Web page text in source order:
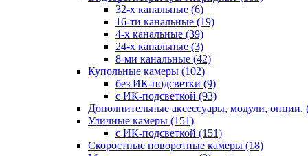
32-х канальные (6)
16-ти канальные (19)
4-х канальные (39)
24-х канальные (3)
8-ми канальные (42)
Купольные камеры (102)
без ИК-подсветки (9)
с ИК-подсветкой (93)
Дополнительные аксессуары, модули, опции.
Уличные камеры (151)
с ИК-подсветкой (151)
Скоростные поворотные камеры (18)